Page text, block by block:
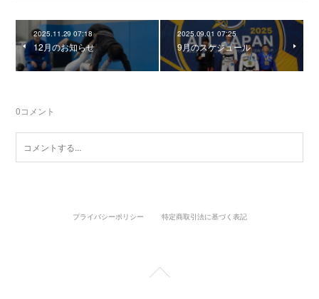
2025.11.29 07:18
12月のお知らせ
2025.09.01 07:25
9月のスケジュール
0コメント
プライバシーポリシー 特定商取引法に基づく表記